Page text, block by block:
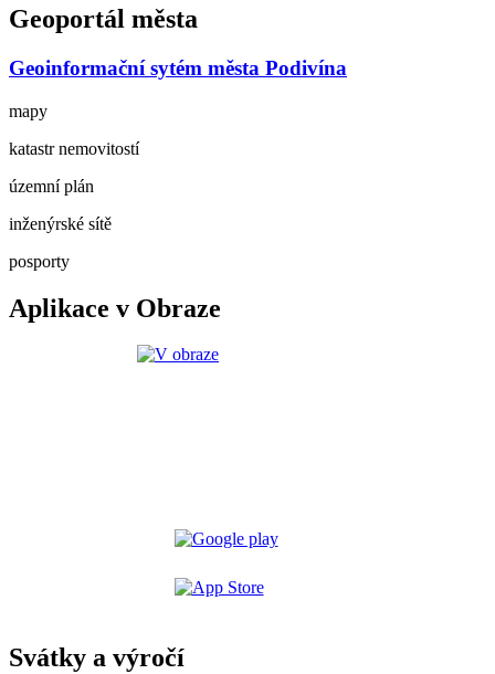
Geoportál města
Geoinformační sytém města Podivína
mapy
katastr nemovitostí
územní plán
inženýrské sítě
posporty
Aplikace v Obraze
Svátky a výročí